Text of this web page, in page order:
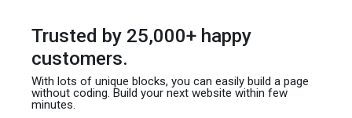
Trusted by 25,000+ happy
customers.
With lots of unique blocks, you can easily builda page
without coding. Build your next websitewithin few
minutes.